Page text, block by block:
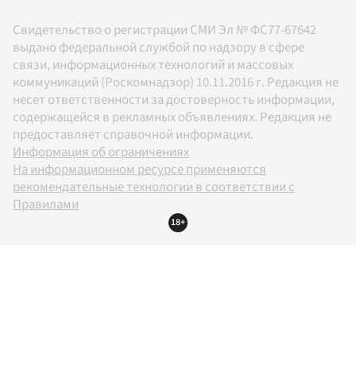
Свидетельство о регистрации СМИ Эл № ФС77-67642
выдано федеральной службой по надзору в сфере
связи, информационных технологий и массовых
коммуникаций (Роскомнадзор) 10.11.2016 г. Редакция не
несет ответственности за достоверность информации,
содержащейся в рекламных объявлениях. Редакция не
предоставляет справочной информации.
Информация об ограничениях
На информационном ресурсе применяются
рекомендательные технологии в соответствии с
Правилами
18+